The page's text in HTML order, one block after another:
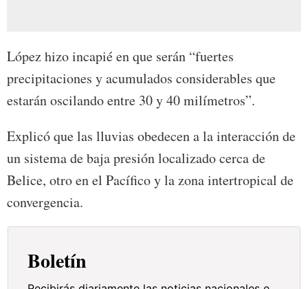
López hizo incapié en que serán “fuertes
precipitaciones y acumulados considerables que
estarán oscilando entre 30 y 40 milímetros”.
Explicó que las lluvias obedecen a la interacción de
un sistema de baja presión localizado cerca de
Belice, otro en el Pacífico y la zona intertropical de
convergencia.
Boletín